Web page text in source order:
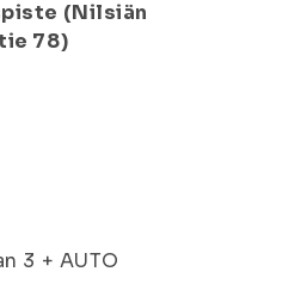
(Nilsiän
78)
3 + AUTO